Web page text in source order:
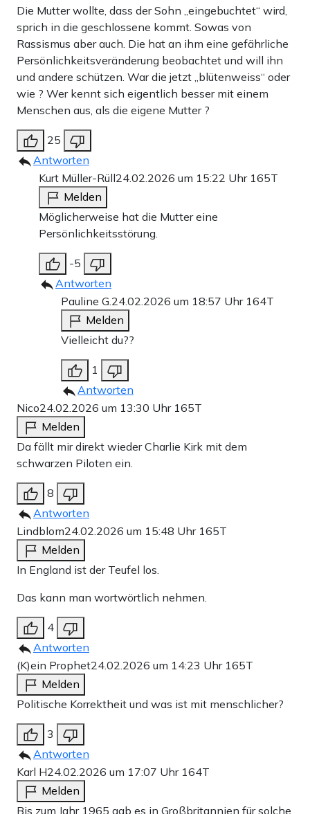
Die Mutter wollte, dass der Sohn „eingebuchtet“ wird,
sprich in die geschlossene kommt. Sowas von
Rassismus aber auch. Die hat an ihm eine gefährliche
Persönlichkeitsveränderung beobachtet und will ihn
und andere schützen. War die jetzt „blütenweiss“ oder
wie ? Wer kennt sich eigentlich besser mit einem
Menschen aus, als die eigene Mutter ?
25
Antworten
Kurt Müller-Rüll24.02.2026 um 15:22 Uhr 165T
Melden
Möglicherweise hat die Mutter eine
Persönlichkeitsstörung.
-5
Antworten
Pauline G.24.02.2026 um 18:57 Uhr 164T
Melden
Vielleicht du??
1
Antworten
Nico24.02.2026 um 13:30 Uhr 165T
Melden
Da fällt mir direkt wieder Charlie Kirk mit dem
schwarzen Piloten ein.
8
Antworten
Lindblom24.02.2026 um 15:48 Uhr 165T
Melden
In England ist der Teufel los.
Das kann man wortwörtlich nehmen.
4
Antworten
(K)ein Prophet24.02.2026 um 14:23 Uhr 165T
Melden
Politische Korrektheit und was ist mit menschlicher?
3
Antworten
Karl H24.02.2026 um 17:07 Uhr 164T
Melden
Bis zum Jahr 1965 gab es in Großbritannien für solche